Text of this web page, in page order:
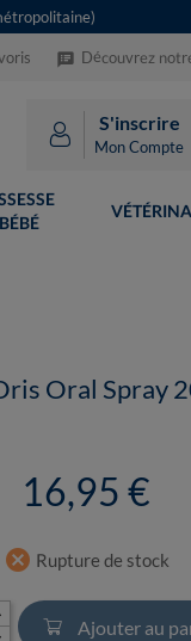
speaker_notes Découvrez
S'inscrire
Mon Compte
Oral Spray
16,95 €
cancel Rupture de stock
Ajouter au